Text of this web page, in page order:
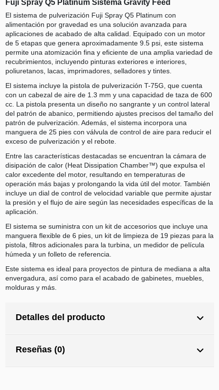
Fuji Spray Q5 Platinum Sistema Gravity Feed
El sistema de pulverización Fuji Spray Q5 Platinum con
alimentación por gravedad es una solución avanzada para
aplicaciones de acabado de alta calidad. Equipado con un motor
de 5 etapas que genera aproximadamente 9.5 psi, este sistema
permite una atomización fina y eficiente de una amplia variedad de
recubrimientos, incluyendo pinturas exteriores e interiores,
poliuretanos, lacas, imprimadores, selladores y tintes.
El sistema incluye la pistola de pulverización T-75G, que cuenta
con un cabezal de aire de 1.3 mm y una capacidad de taza de 600
cc. La pistola presenta un diseño no sangrante y un control lateral
del patrón de abanico, permitiendo ajustes precisos del tamaño del
patrón de pulverización. Además, el sistema incorpora una
manguera de 25 pies con válvula de control de aire para reducir el
exceso de pulverización y el rebote.
Entre las características destacadas se encuentran la cámara de
disipación de calor (Heat Dissipation Chamber™) que expulsa el
calor excedente del motor, resultando en temperaturas de
operación más bajas y prolongando la vida útil del motor. También
incluye un dial de control de velocidad variable que permite ajustar
la presión y el flujo de aire según las necesidades específicas de la
aplicación.
El sistema se suministra con un kit de accesorios que incluye una
manguera flexible de 6 pies, un kit de limpieza de 19 piezas para la
pistola, filtros adicionales para la turbina, un medidor de película
húmeda y un folleto de referencia.
Este sistema es ideal para proyectos de pintura de mediana a alta
envergadura, así como para el acabado de gabinetes, muebles,
molduras y más.
Detalles del producto
Reseñas (0)